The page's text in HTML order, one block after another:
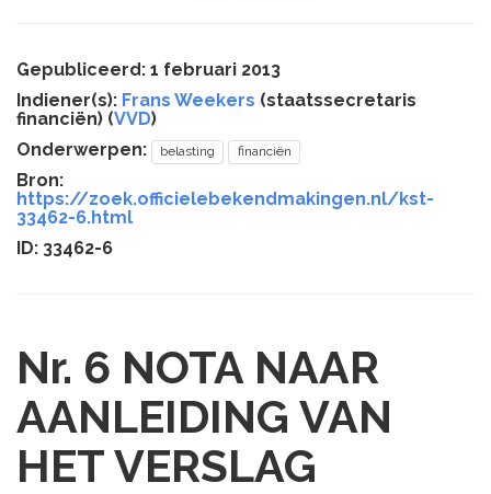
Gepubliceerd: 1 februari 2013
Indiener(s): Frans Weekers (staatssecretaris
financiën) (VVD)
Onderwerpen:
belasting financiën
Bron:
https://zoek.officielebekendmakingen.nl/kst-
33462-6.html
ID: 33462-6
Nr. 6 NOTA NAAR
AANLEIDING VAN
HET VERSLAG